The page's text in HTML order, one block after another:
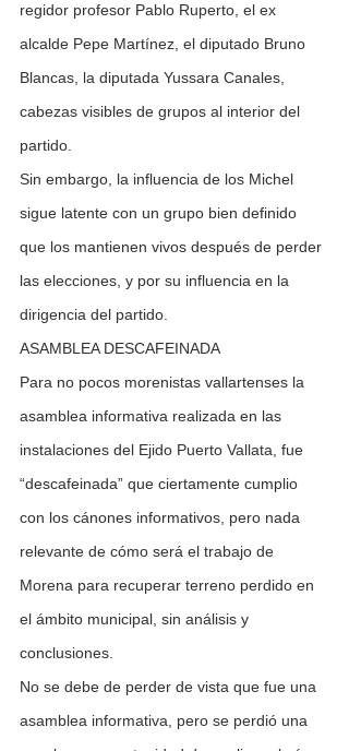
regidor profesor Pablo Ruperto, el ex
alcalde Pepe Martínez, el diputado Bruno
Blancas, la diputada Yussara Canales,
cabezas visibles de grupos al interior del
partido.
Sin embargo, la influencia de los Michel
sigue latente con un grupo bien definido
que los mantienen vivos después de perder
las elecciones, y por su influencia en la
dirigencia del partido.
ASAMBLEA DESCAFEINADA
Para no pocos morenistas vallartenses la
asamblea informativa realizada en las
instalaciones del Ejido Puerto Vallata, fue
“descafeinada” que ciertamente cumplio
con los cánones informativos, pero nada
relevante de cómo será el trabajo de
Morena para recuperar terreno perdido en
el ámbito municipal, sin análisis y
conclusiones.
No se debe de perder de vista que fue una
asamblea informativa, pero se perdió una